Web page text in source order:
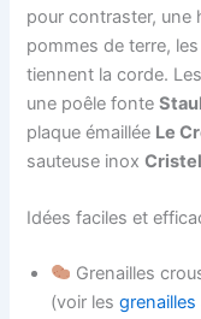
pour contraster, une
pommes de terre,
tiennent la corde.
une poêle fonte
plaque émaillée Le
sauteuse inoxCristel
Idées faciles et
Grenailles
(voir lesgrenailles